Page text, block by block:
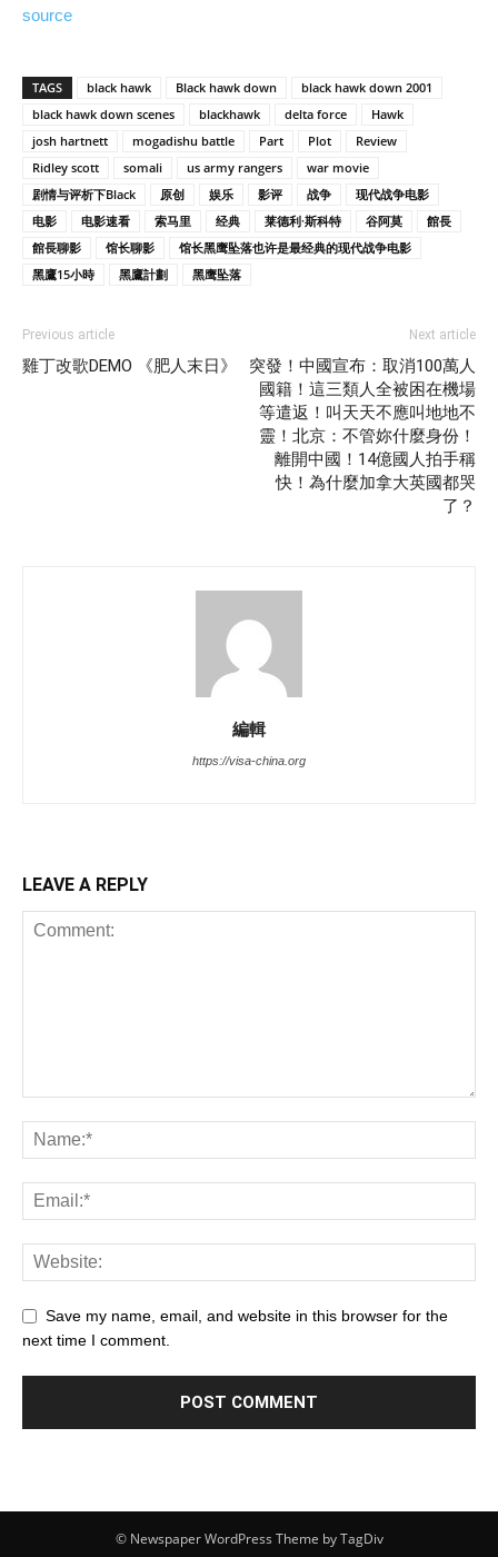
source
TAGS black hawk Black hawk down
black hawk down 2001
black hawk down scenes
blackhawk delta force
Hawk
josh hartnett
mogadishu battle Part Plot
Review
Ridley scott
somali us army rangers
war movie
剧情与评析下Black
原创 娱乐 影评 战争
现代战争电影
电影
电影速看 索马里 经典 莱德利·斯科特 谷阿莫
館長
館長聊影
馆长聊影
馆长黑鹰坠落也许是最经典的现代战争电影
黑鷹15小時
黑鷹計劃 黑鹰坠落
Previous article
雞丁改歌DEMO 《肥人末日》
Next article
突發！中國宣布：取消100萬人
國籍！這三類人全被困在機場
等遣返！叫天天不應叫地地不
靈！北京：不管妳什麼身份！
離開中國！14億國人拍手稱
快！為什麼加拿大英國都哭
了？
編輯
https://visa-china.org
LEAVE A REPLY
Save my name, email, and website in this browser for the
next time I comment.
© Newspaper WordPress Theme by TagDiv